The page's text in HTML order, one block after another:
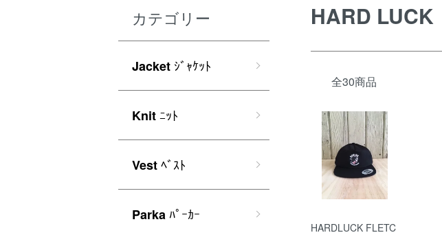
HARD LUCK
全30商品
HARDLUCK FLETC
カテゴリー
Jacket ｼﾞｬｹｯﾄ
Knitﾆｯﾄ
Vestﾍﾞｽﾄ
Parkaﾊﾟｰｶｰ